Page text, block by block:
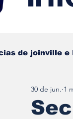
de joinville e
30 de jun. 1